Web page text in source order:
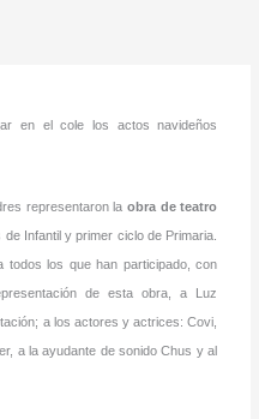
en el cole los actos navideños
representaron la obra de teatro
Infantil y primer ciclo de Primaria.
todos los que han participado, con
de esta obra, a Luz
a los actores y actrices: Covi,
a la ayudante de sonido Chus y al